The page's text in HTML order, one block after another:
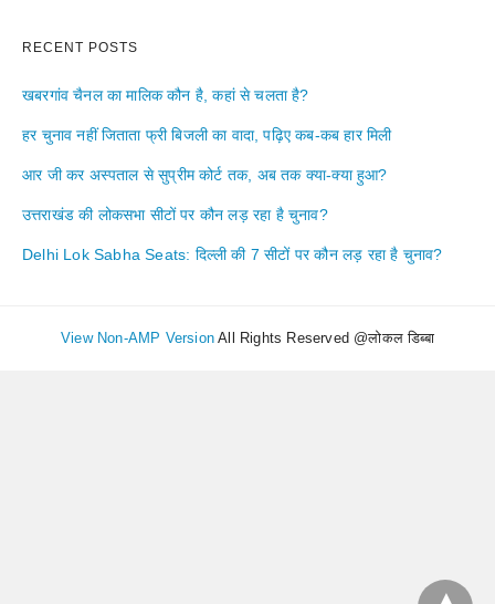
RECENT POSTS
खबरगांव चैनल का मालिक कौन है, कहां से चलता है?
हर चुनाव नहीं जिताता फ्री बिजली का वादा, पढ़िए कब-कब हार मिली
आर जी कर अस्पताल से सुप्रीम कोर्ट तक, अब तक क्या-क्या हुआ?
उत्तराखंड की लोकसभा सीटों पर कौन लड़ रहा है चुनाव?
Delhi Lok Sabha Seats: दिल्ली की 7 सीटों पर कौन लड़ रहा है चुनाव?
View Non-AMP Version All Rights Reserved @लोकल डिब्बा